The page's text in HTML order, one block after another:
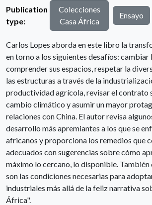
Publication
type:
Colecciones
Casa África
Ensayo
Carlos Lopes aborda en este libro la
en torno a los siguientes desafíos:
comprender sus espacios, respetar la
las estructuras a través de la
productividad agrícola, revisar el contrato
cambio climático y asumir un mayor
relaciones con China. El autor revisa
desarrollo más apremiantes a los que se
africanos y proporciona los remedios que
adecuados con sugerencias sobre cómo
máximo lo cercano, lo disponible. También
son las condiciones necesarias para
industriales más allá de la feliz narrativa
África".